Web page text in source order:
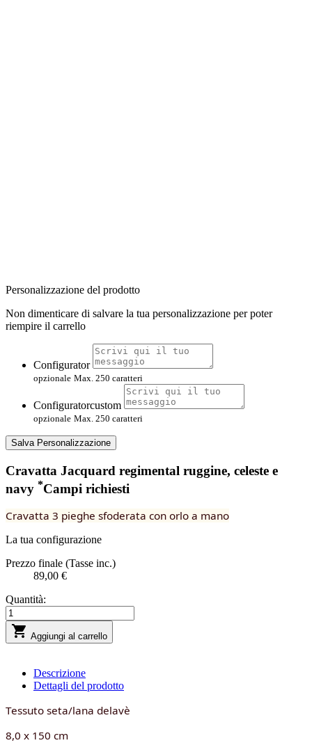
Personalizzazione del prodotto
Non dimenticare di salvare la tua personalizzazione per poter
riempire il carrello
Configurator
opzionale Max. 250 caratteri
Configuratorcustom
opzionale Max. 250 caratteri
Salva Personalizzazione
Cravatta Jacquard regimental ruggine, celeste e
navy *Campi richiesti
Cravatta 3 pieghe sfoderata con orlo a mano
La tua configurazione
Prezzo finale (Tasse inc.)
89,00 €
Quantità:
 Aggiungi al carrello
Descrizione
Dettagli del prodotto
Tessuto seta/lana delavè
8,0 x 150 cm